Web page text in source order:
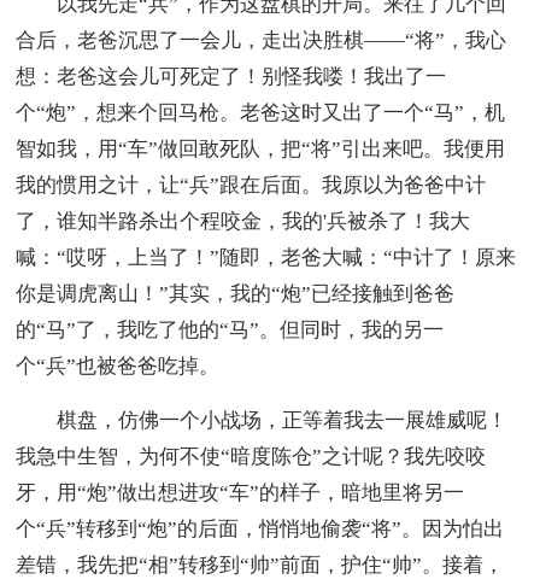
合后，老爸沉思了一会儿，走出决胜棋——“将”，我心
想：老爸这会儿可死定了！别怪我喽！我出了一
个“炮”，想来个回马枪。老爸这时又出了一个“马”，机
智如我，用“车”做回敢死队，把“将”引出来吧。我便用
我的惯用之计，让“兵”跟在后面。我原以为爸爸中计
了，谁知半路杀出个程咬金，我的'兵被杀了！我大
喊：“哎呀，上当了！”随即，老爸大喊：“中计了！原来
你是调虎离山！”其实，我的“炮”已经接触到爸爸
的“马”了，我吃了他的“马”。但同时，我的另一
个“兵”也被爸爸吃掉。
棋盘，仿佛一个小战场，正等着我去一展雄威呢！
我急中生智，为何不使“暗度陈仓”之计呢？我先咬咬
牙，用“炮”做出想进攻“车”的样子，暗地里将另一
个“兵”转移到“炮”的后面，悄悄地偷袭“将”。因为怕出
差错，我先把“相”转移到“帅”前面，护住“帅”。接着，